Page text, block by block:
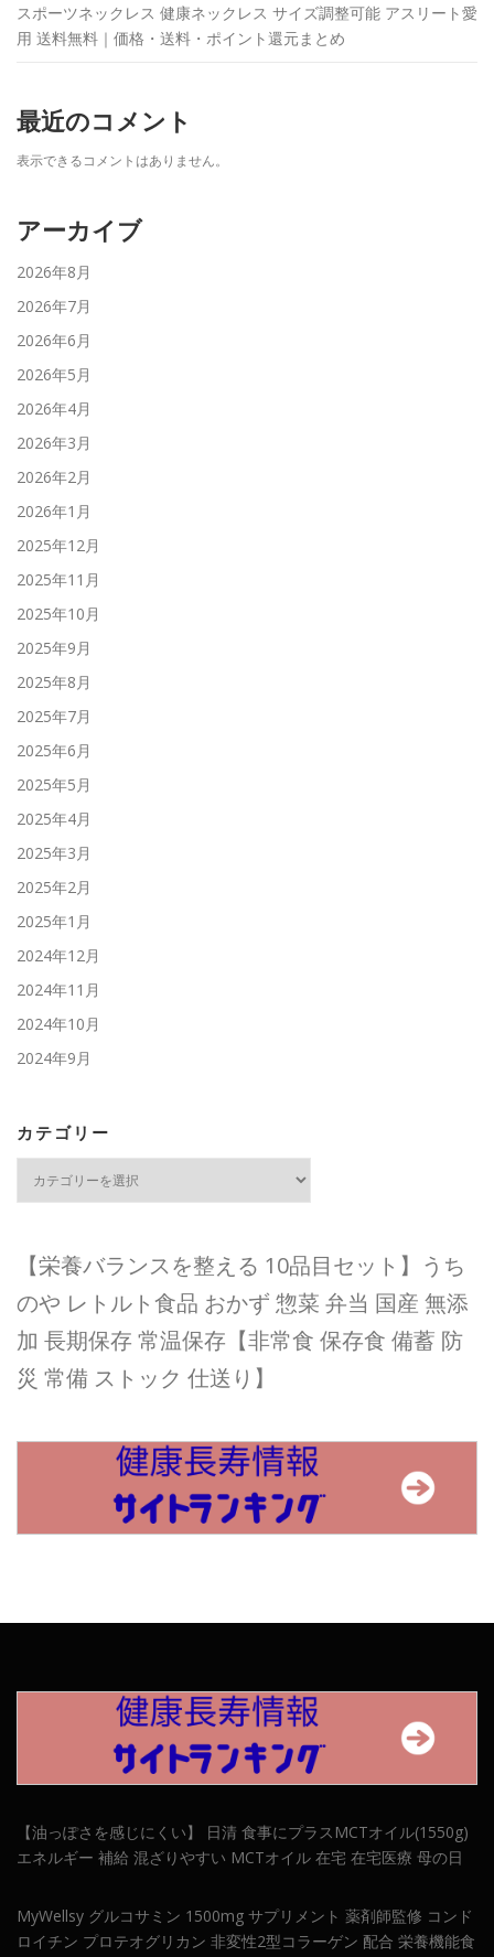
スポーツネックレス 健康ネックレス サイズ調整可能 アスリート愛
用 送料無料｜価格・送料・ポイント還元まとめ
最近のコメント
表示できるコメントはありません。
アーカイブ
2026年8月
2026年7月
2026年6月
2026年5月
2026年4月
2026年3月
2026年2月
2026年1月
2025年12月
2025年11月
2025年10月
2025年9月
2025年8月
2025年7月
2025年6月
2025年5月
2025年4月
2025年3月
2025年2月
2025年1月
2024年12月
2024年11月
2024年10月
2024年9月
カテゴリー
【栄養バランスを整える 10品目セット】うち
のや レトルト食品 おかず 惣菜 弁当 国産 無添
加 長期保存 常温保存【非常食 保存食 備蓄 防
災 常備 ストック 仕送り】
【油っぽさを感じにくい】 日清 食事にプラスMCTオイル(1550g)
エネルギー 補給 混ざりやすい MCTオイル 在宅 在宅医療 母の日
MyWellsy グルコサミン 1500mg サプリメント 薬剤師監修 コンド
ロイチン プロテオグリカン 非変性2型コラーゲン 配合 栄養機能食